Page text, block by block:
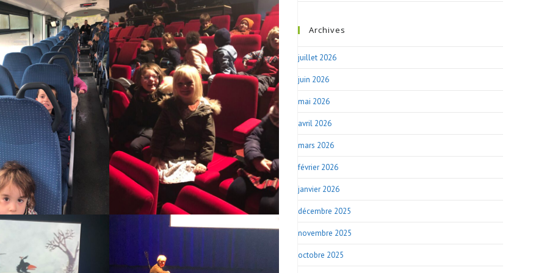
Archives
juillet 2026
juin 2026
mai 2026
avril 2026
mars 2026
février 2026
janvier 2026
décembre 2025
novembre 2025
octobre 2025